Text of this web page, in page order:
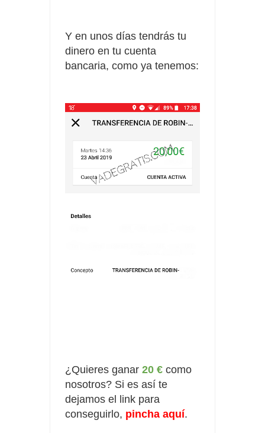
Y en unos días tendrás tu
dinero en tu cuenta
bancaria, como ya tenemos:
¿Quieres ganar 20 € como
nosotros? Si es así te
dejamos el link para
conseguirlo, pincha aquí.